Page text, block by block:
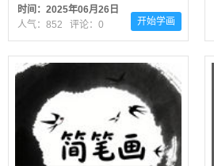
顺序
时间：2025年06月26日
人气：852 评论：0
开始学画